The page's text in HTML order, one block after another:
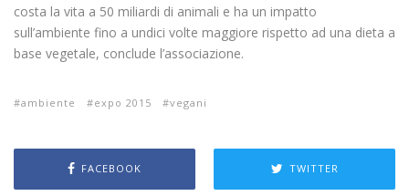
costa la vita a 50 miliardi di animali e ha un impatto
sull’ambiente fino a undici volte maggiore rispetto ad una dieta a
base vegetale, conclude l’associazione.
ambiente expo 2015 vegani
FACEBOOK TWITTER